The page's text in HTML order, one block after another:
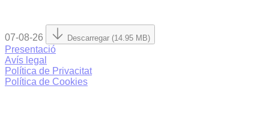
07-08-26 Descarregar (14.95 MB)
Presentació
Avís legal
Política de Privacitat
Política de Cookies